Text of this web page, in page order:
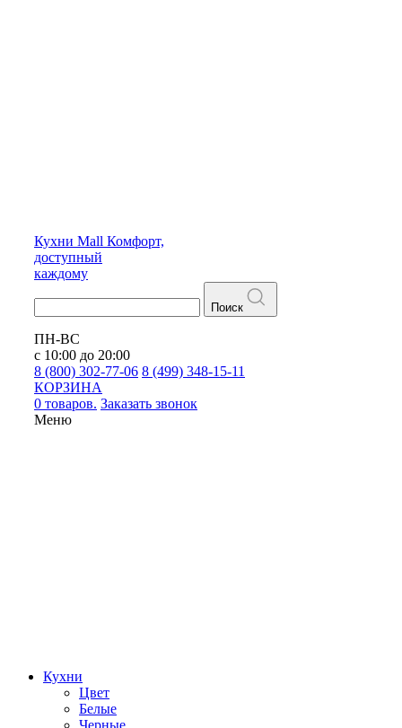
Кухни Mall Комфорт,
доступный
каждому
Поиск
ПН-ВС
с 10:00 до 20:00
8 (800) 302-77-06 8 (499) 348-15-11
КОРЗИНА
0 товаров. Заказать звонок
Меню
Кухни
Цвет
Белые
Черные